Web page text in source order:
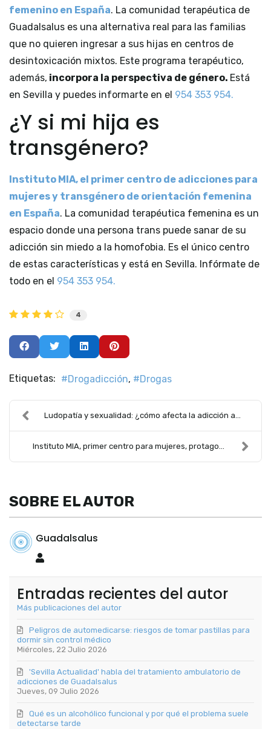
femenino en España. La comunidad terapéutica de
Guadalsalus es una alternativa real para las familias
que no quieren ingresar a sus hijas en centros de
desintoxicación mixtos. Este programa terapéutico,
además, incorpora la perspectiva de género. Está
en Sevilla y puedes informarte en el 954 353 954.
¿Y si mi hija es
transgénero?
Instituto MIA, el primer centro de adicciones para
mujeres y transgénero de orientación femenina
en España. La comunidad terapéutica femenina es un
espacio donde una persona trans puede sanar de su
adicción sin miedo a la homofobia. Es el único centro
de estas características y está en Sevilla. Infórmate de
todo en el 954 353 954.
4
Etiquetas: Drogadicción Drogas
Ludopatía y sexualidad: ¿cómo afecta la adicción a...
Instituto MIA, primer centro para mujeres, protago...
SOBRE EL AUTOR
Guadalsalus
Entradas recientes del autor
Más publicaciones del autor
Miércoles, 22 Julio 2026
Peligros de automedicarse: riesgos de tomar pastillas para
dormir sin control médico
Jueves, 09 Julio 2026
'Sevilla Actualidad' habla del tratamiento ambulatorio de
adicciones de Guadalsalus
Qué es un alcohólico funcional y por qué el problema suele
detectarse tarde